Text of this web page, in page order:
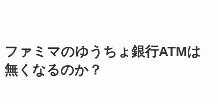
ファミマのゆうちょ銀行ATMは
無くなるのか？